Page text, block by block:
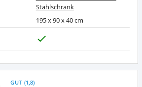
Stahlschrank
195 x 90 x 40 cm
a
GUT (1,8)